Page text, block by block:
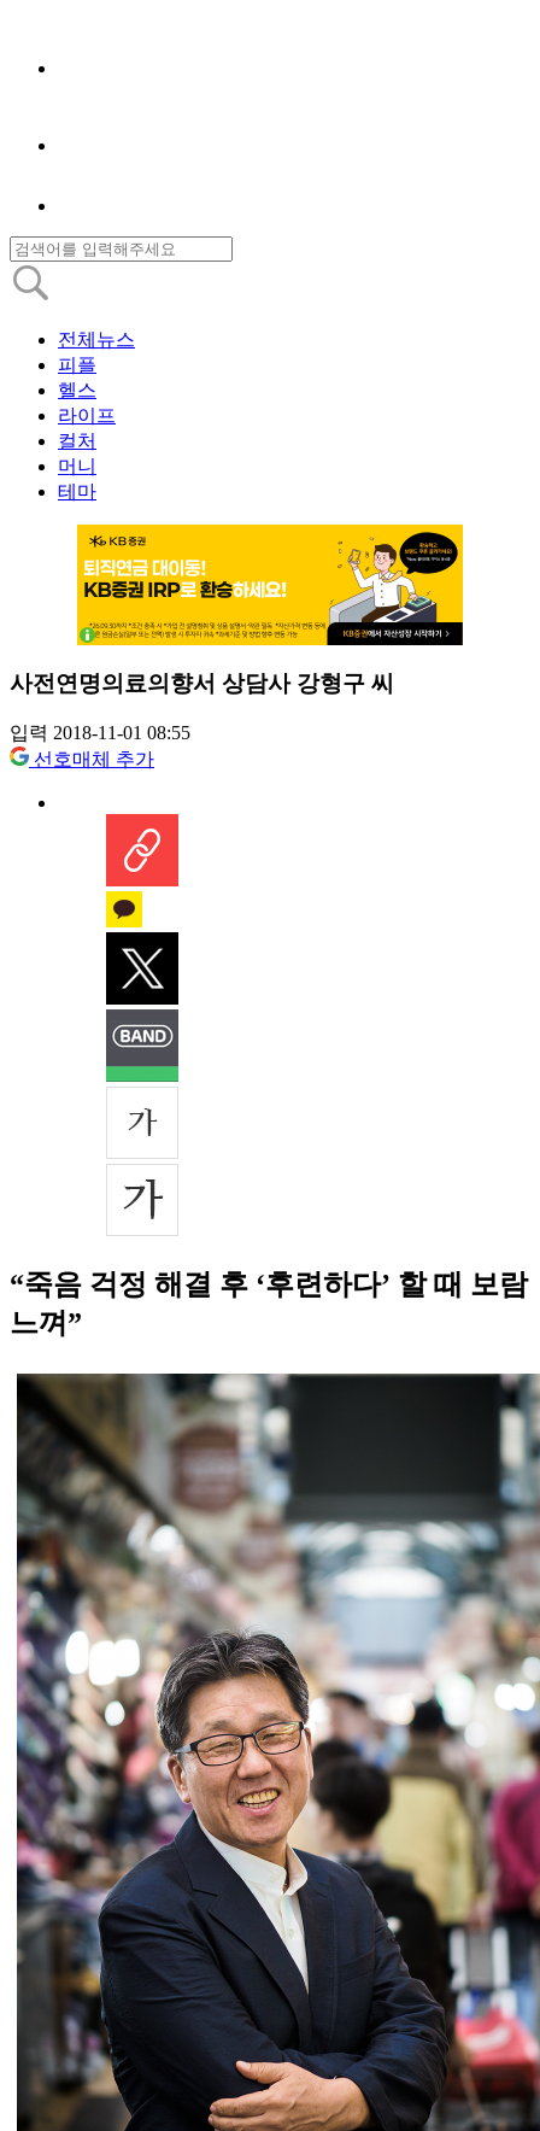
전체뉴스
피플
헬스
라이프
컬처
머니
테마
사전연명의료의향서 상담사 강형구 씨
입력 2018-11-01 08:55
선호매체 추가
“죽음 걱정 해결 후 ‘후련하다’ 할 때 보람
느껴”